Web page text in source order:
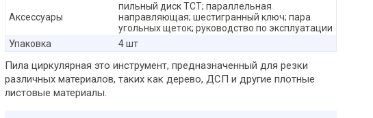
Аксессуары
пильный диск TCT; параллельная
направляющая; шестигранный ключ; пара
угольных щеток; руководство по эксплуатации
Упаковка
4 шт
Пила циркулярная это инструмент, предназначенный для резки
различных материалов, таких как дерево, ДСП и другие плотные
листовые материалы.